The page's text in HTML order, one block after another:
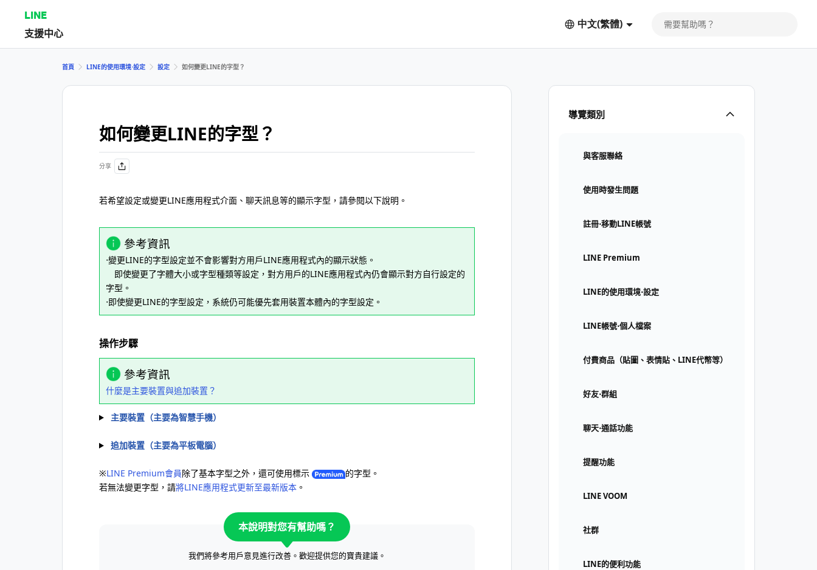
LINE
支援中心
中文(繁體)
導覽類別
與客服聯絡
使用時發生問題
註冊⋅移動LINE帳號
LINE Premium
LINE的使用環境⋅設定
LINE帳號⋅個人檔案
付費商品（貼圖、表情貼、LINE代幣等）
好友⋅群組
聊天⋅通話功能
提醒功能
LINE VOOM
社群
LINE的便利功能
首頁 LINE的使用環境⋅設定 設定 如何變更LINE的字型？
如何變更LINE的字型？
分享
若希望設定或變更LINE應用程式介面、聊天訊息等的顯示字型，請參閱以下說明。
參考資訊
⋅變更LINE的字型設定並不會影響對方用戶LINE應用程式內的顯示狀態。
即使變更了字體大小或字型種類等設定，對方用戶的LINE應用程式內仍會顯示對方自行設定的
字型。
⋅即使變更LINE的字型設定，系統仍可能優先套用裝置本體內的字型設定。
操作步驟
參考資訊
什麼是主要裝置與追加裝置？
主要裝置（主要為智慧手機）
追加裝置（主要為平板電腦）
※LINE Premium會員除了基本字型之外，還可使用標示
的字型。
若無法變更字型，請將LINE應用程式更新至最新版本 。
本說明對您有幫助嗎？
我們將參考用戶意見進行改善。歡迎提供您的寶貴建議。